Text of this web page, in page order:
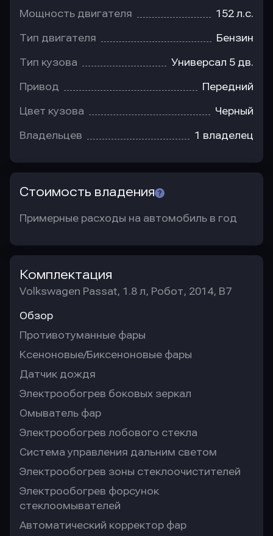
Мощность двигателя 152 л.с.
Тип двигателя Бензин
Тип кузова Универсал 5 дв.
Привод Передний
Цвет кузова Черный
Владельцев 1 владелец
Стоимость владения
Примерные расходы на автомобиль в год
Комплектация
Volkswagen Passat, 1.8 л, Робот, 2014, B7
Обзор
Противотуманные фары
Ксеноновые/Биксеноновые фары
Датчик дождя
Электрообогрев боковых зеркал
Омыватель фар
Электрообогрев лобового стекла
Система управления дальним светом
Электрообогрев зоны стеклоочистителей
Электрообогрев форсунок
стеклоомывателей
Автоматический корректор фар